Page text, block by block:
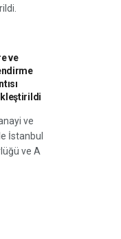
ve
ve
İstanbul
ve A